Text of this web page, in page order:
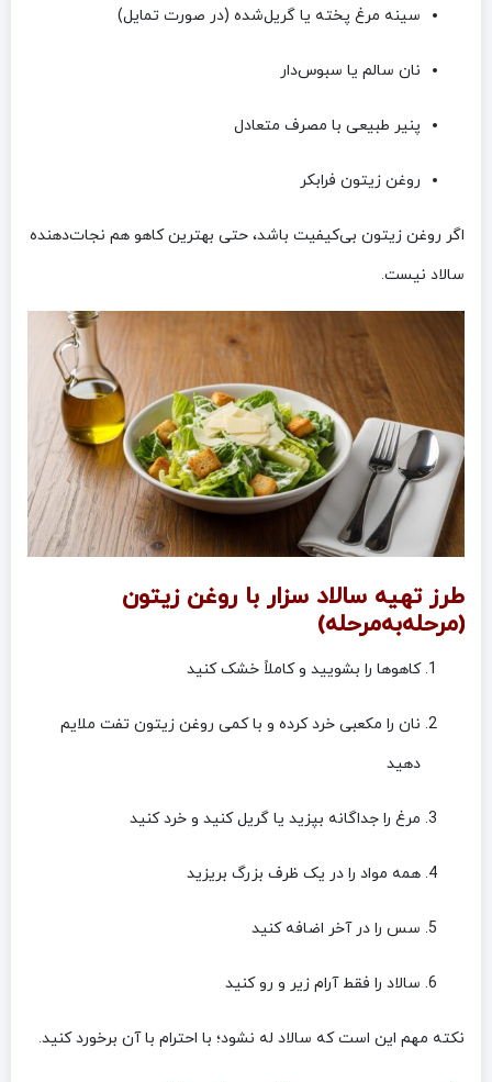
سینه مرغ پخته یا گریل‌شده (در صورت تمایل)
نان سالم یا سبوس‌دار
پنیر طبیعی با مصرف متعادل
روغن زیتون فرابکر
اگر روغن زیتون بی‌کیفیت باشد، حتی بهترین کاهو هم نجات‌دهنده
سالاد نیست.
طرز تهیه سالاد سزار با روغن زیتون
(مرحله‌به‌مرحله)
کاهوها را بشویید و کاملاً خشک کنید
نان را مکعبی خرد کرده و با کمی روغن زیتون تفت ملایم
دهید
مرغ را جداگانه بپزید یا گریل کنید و خرد کنید
همه مواد را در یک ظرف بزرگ بریزید
سس را در آخر اضافه کنید
سالاد را فقط آرام زیر و رو کنید
نکته مهم این است که سالاد له نشود؛ با احترام با آن برخورد کنید.